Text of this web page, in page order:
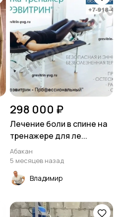
298 000 ₽
Лечение боли в спине на
тренажере для ле...
Абакан
5 месяцев назад
Владимир